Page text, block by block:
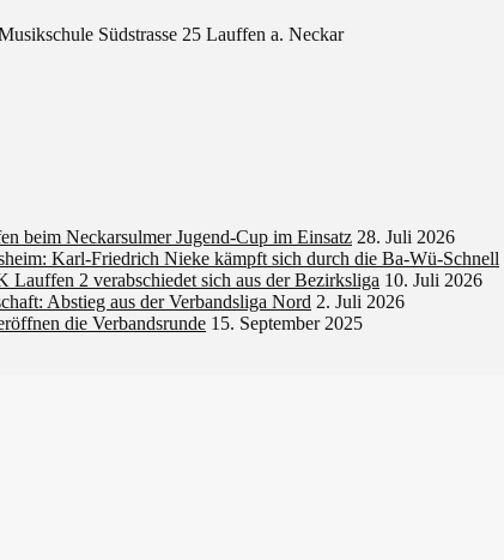
Südstrasse 25 Lauffen a. Neckar
beim Neckarsulmer Jugend-Cup im Einsatz 28. Juli 2026
Karl-Friedrich Nieke kämpft sich durch die Ba-Wü-Schnell
Lauffen 2 verabschiedet sich aus der Bezirksliga 10. Juli 2026
Abstieg aus der Verbandsliga Nord 2. Juli 2026
die Verbandsrunde 15. September 2025